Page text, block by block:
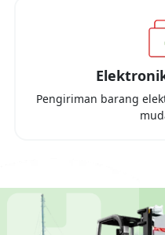
Pengiriman barang